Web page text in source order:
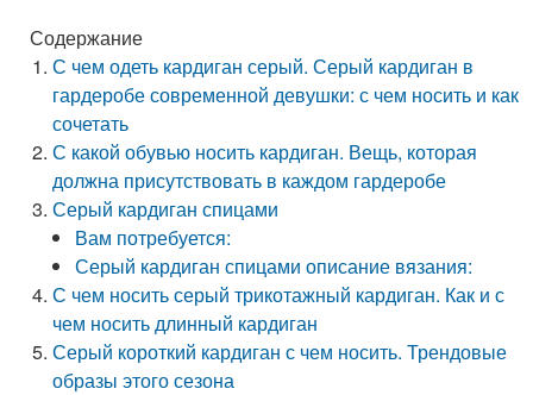
Содержание
С чем одеть кардиган серый. Серый кардиган в
гардеробе современной девушки: с чем носить и как
сочетать
С какой обувью носить кардиган. Вещь, которая
должна присутствовать в каждом гардеробе
Серый кардиган спицами
Вам потребуется:
Серый кардиган спицами описание вязания:
С чем носить серый трикотажный кардиган. Как и с
чем носить длинный кардиган
Серый короткий кардиган с чем носить. Трендовые
образы этого сезона